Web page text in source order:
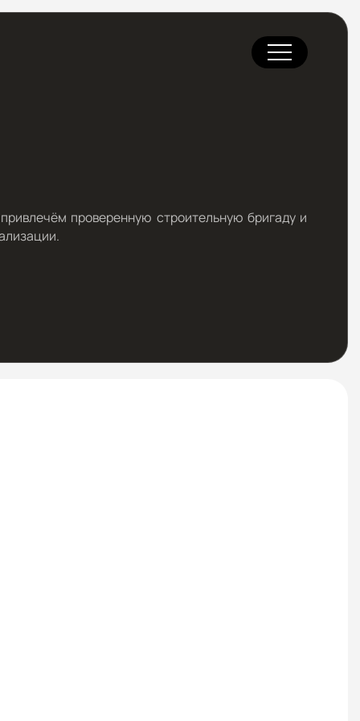
проверенную строительную бригаду и